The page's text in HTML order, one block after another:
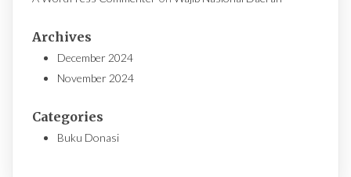
Archives
December 2024
November 2024
Categories
Buku Donasi